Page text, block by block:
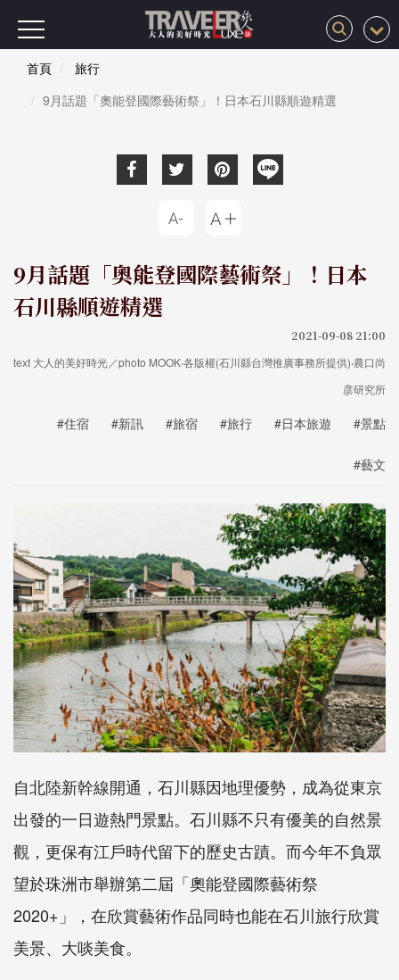
首頁
旅行
9月話題「奧能登國際藝術祭」！日本石川縣順遊精選
9月話題「奧能登國際藝術祭」！日本
石川縣順遊精選
2021-09-08 21:00
text 大人的美好時光／photo MOOK‧各版權(石川縣台灣推廣事務所提供)‧農口尚
彦研究所
#住宿 #新訊 #旅宿 #旅行 #日本旅遊 #景點
#藝文
自北陸新幹線開通，石川縣因地理優勢，成為從東京
出發的一日遊熱門景點。石川縣不只有優美的自然景
觀，更保有江戶時代留下的歷史古蹟。而今年不負眾
望於珠洲市舉辦第二屆「奧能登國際藝術祭
2020+」，在欣賞藝術作品同時也能在石川旅行欣賞
美景、大啖美食。